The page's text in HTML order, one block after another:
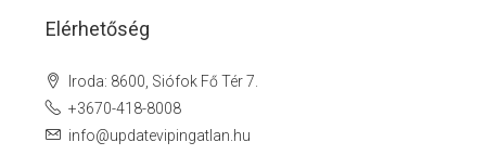
Elérhetőség
Iroda: 8600, Siófok Fő Tér 7.
+3670-418-8008
info@updatevipingatlan.hu